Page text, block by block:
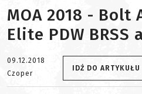
MOA 2018 - Bolt
Elite PDW BRSS
09.12.2018
Czoper
IDŹ DO